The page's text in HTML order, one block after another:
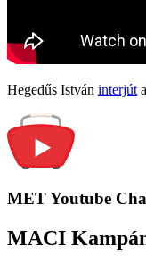
Hegedűs István interjút
MET Youtube
MACI